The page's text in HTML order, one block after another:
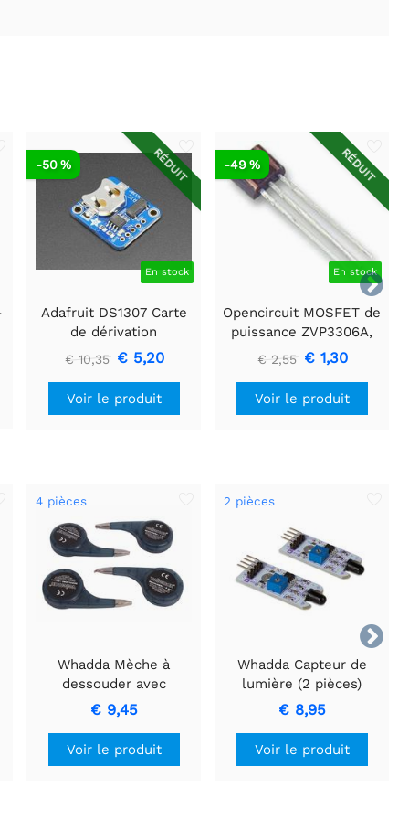

RÉDUIT
En stock
-50 %
Adafruit DS1307 Carte
de dérivation
assemblée avec horloge
en temps REAL
€ 10,35 € 5,20
Voir le produit
RÉDUIT
En stock
-49 %
Opencircuit MOSFET de
puissance ZVP3306A,
Canal P, 60V, 160mA, 14
Ohms, Ligne E -
Traversant
€ 2,55 € 1,30
Voir le produit

4 pièces
Whadda Mèche à
dessouder avec
distributeur de roue - 4
pcs
€ 9,45
Voir le produit
2 pièces
Whadda Capteur de
lumière (2 pièces)
€ 8,95
Voir le produit